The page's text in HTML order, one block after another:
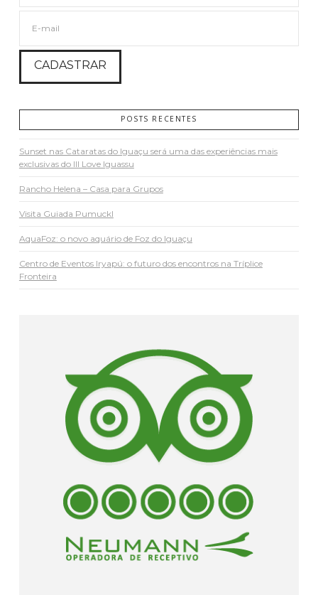
POSTS RECENTES
Sunset nas Cataratas do Iguaçu será uma das experiências mais
exclusivas do III Love Iguassu
Rancho Helena – Casa para Grupos
Visita Guiada Pumuckl
AquaFoz: o novo aquário de Foz do Iguaçu
Centro de Eventos Iryapú: o futuro dos encontros na Tríplice
Fronteira